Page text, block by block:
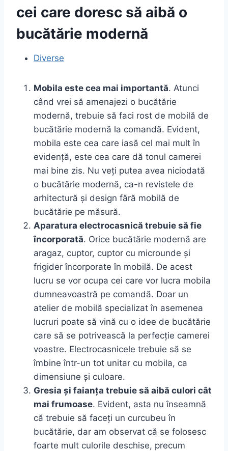
cei care doresc să aibă o
bucătărie modernă
Diverse
Mobila este cea mai importantă. Atunci
când vrei să amenajezi o bucătărie
modernă, trebuie să faci rost de mobilă de
bucătărie modernă la comandă. Evident,
mobila este cea care iasă cel mai mult în
evidență, este cea care dă tonul camerei
mai bine zis. Nu veți putea avea niciodată
o bucătărie modernă, ca-n revistele de
arhitectură și design fără mobilă de
bucătărie pe măsură.
Aparatura electrocasnică trebuie să fie
încorporată. Orice bucătărie modernă are
aragaz, cuptor, cuptor cu microunde și
frigider încorporate în mobilă. De acest
lucru se vor ocupa cei care vor lucra mobila
dumneavoastră pe comandă. Doar un
atelier de mobilă specializat în asemenea
lucruri poate să vină cu o idee de bucătărie
care să se potrivească la perfecție camerei
voastre. Electrocasnicele trebuie să se
îmbine într-un tot unitar cu mobila, ca
dimensiune și culoare.
Gresia și faianța trebuie să aibă culori cât
mai frumoase. Evident, asta nu înseamnă
că trebuie să faceți un curcubeu în
bucătărie, dar am observat că se folosesc
foarte mult culorile deschise, precum